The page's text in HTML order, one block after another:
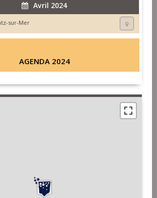
Avril 2024
sur-Mer
AGENDA 2024